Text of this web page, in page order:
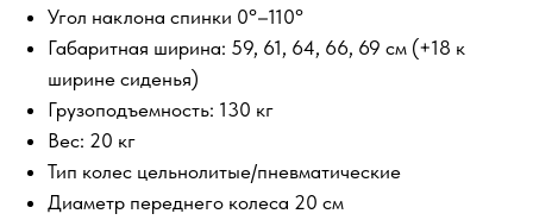
Угол наклона спинки 0°–110°
Габаритная ширина: 59, 61, 64, 66, 69 см (+18 к
ширине сиденья)
Грузоподъемность: 130 кг
Вес: 20 кг
Тип колес цельнолитые/пневматические
Диаметр переднего колеса 20 см